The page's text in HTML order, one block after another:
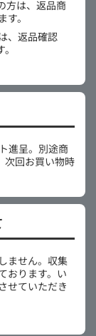
方は、返品商
。
、返品確認
進呈。別途商
次回お買い物時
ません。収集
おります。い
せていただき